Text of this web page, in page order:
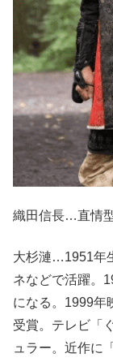
織田信長…直情
大杉漣…1951年
ネなどで活躍。
になる。1999年
受賞。テレビ「
ュラー。近作に